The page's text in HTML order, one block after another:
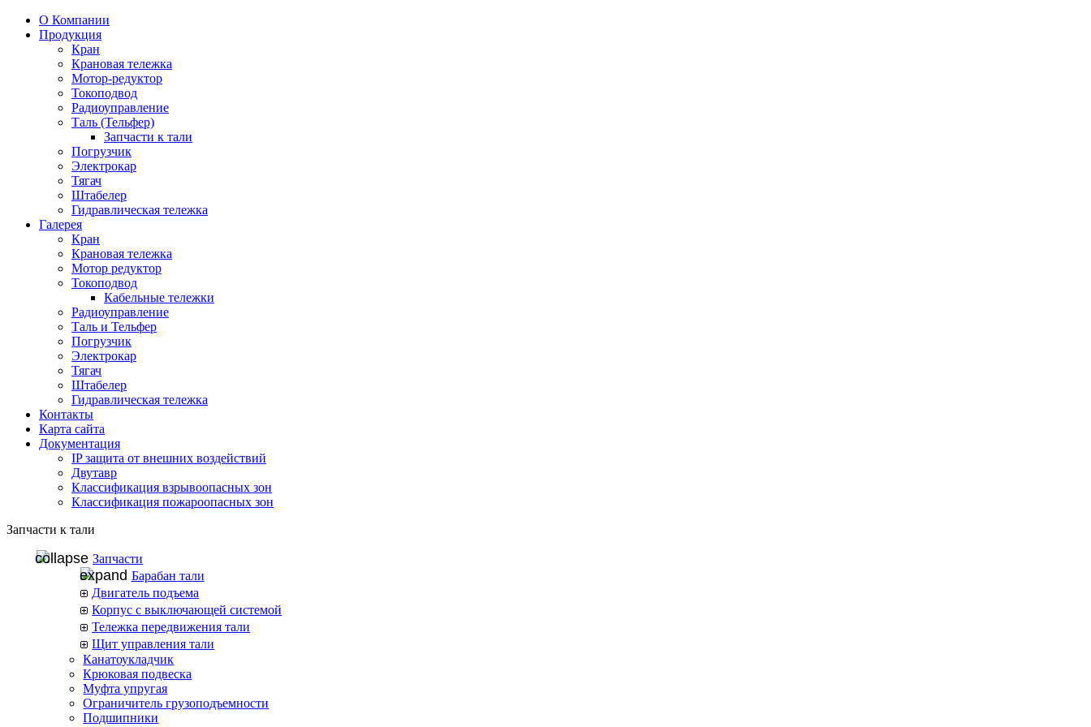
О Компании
Продукция
Кран
Крановая тележка
Мотор-редуктор
Токоподвод
Радиоуправление
Таль (Тельфер)
Запчасти к тали
Погрузчик
Электрокар
Тягач
Штабелер
Гидравлическая тележка
Галерея
Кран
Крановая тележка
Мотор редуктор
Токоподвод
Кабельные тележки
Радиоуправление
Таль и Тельфер
Погрузчик
Электрокар
Тягач
Штабелер
Гидравлическая тележка
Контакты
Карта сайта
Документация
IP защита от внешних воздействий
Двутавр
Классификация взрывоопасных зон
Классификация пожароопасных зон
Запчасти к тали
Запчасти
Барабан тали
Двигатель подъема
Корпус с выключающей системой
Тележка передвижения тали
Щит управления тали
Канатоукладчик
Крюковая подвеска
Муфта упругая
Ограничитель грузоподъемности
Подшипники